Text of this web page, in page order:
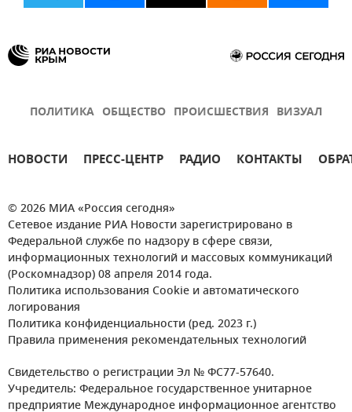
ПОЛИТИКА ОБЩЕСТВО ПРОИСШЕСТВИЯ ВИЗУАЛ
НОВОСТИ ПРЕСС-ЦЕНТР РАДИО КОНТАКТЫ
© 2026 МИА «Россия сегодня»
Сетевое издание РИА Новости зарегистрировано в
Федеральной службе по надзору в сфере связи,
информационных технологий и массовых коммуникаций
(Роскомнадзор) 08 апреля 2014 года.
Политика использования Cookie и автоматического
логирования
Политика конфиденциальности (ред. 2023 г.)
Правила применения рекомендательных технологий
Свидетельство о регистрации Эл № ФС77-57640.
Учредитель: Федеральное государственное унитарное
предприятие Международное информационное агентство